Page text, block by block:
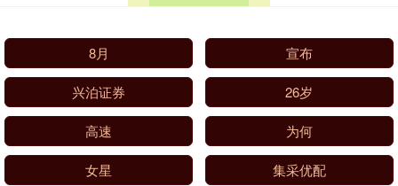
8月 宣布
兴泊证券 26岁
高速 为何
女星 集采优配